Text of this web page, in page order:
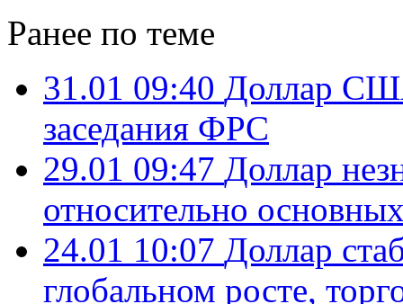
Ранее по теме
31.01 09:40 Доллар
заседания ФРС
29.01 09:47 Доллар
относительно
24.01 10:07 Доллар
глобальном росте,